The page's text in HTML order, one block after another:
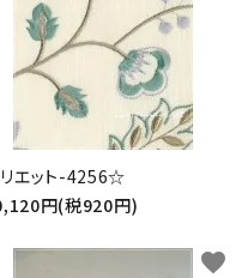
エット-4256☆
円(税920円)
favorite